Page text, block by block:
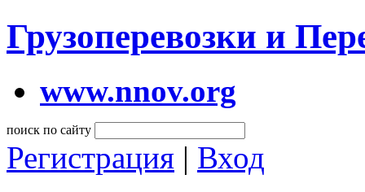
Грузоперевозки и
www.nnov.org
поиск по сайту
Регистрация | Вход